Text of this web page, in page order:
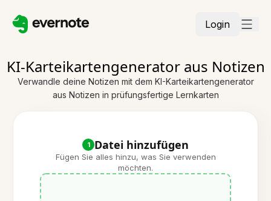
Login
KI-Karteikartengenerator aus Notizen
Verwandle deine Notizen mit dem KI-Karteikartengenerator
aus Notizen in prüfungsfertige Lernkarten
1 Datei hinzufügen
Fügen Sie alles hinzu, was Sie verwenden
möchten.